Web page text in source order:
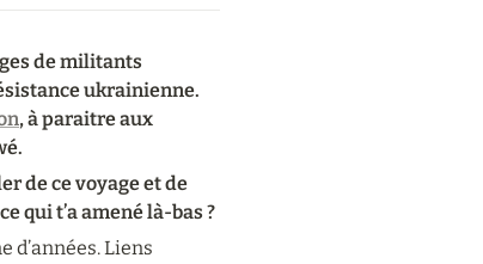
de militants
ukrainienne.
, à paraitre aux
de ce voyage et de
qui t’a amené là-bas ?
d’années. Liens